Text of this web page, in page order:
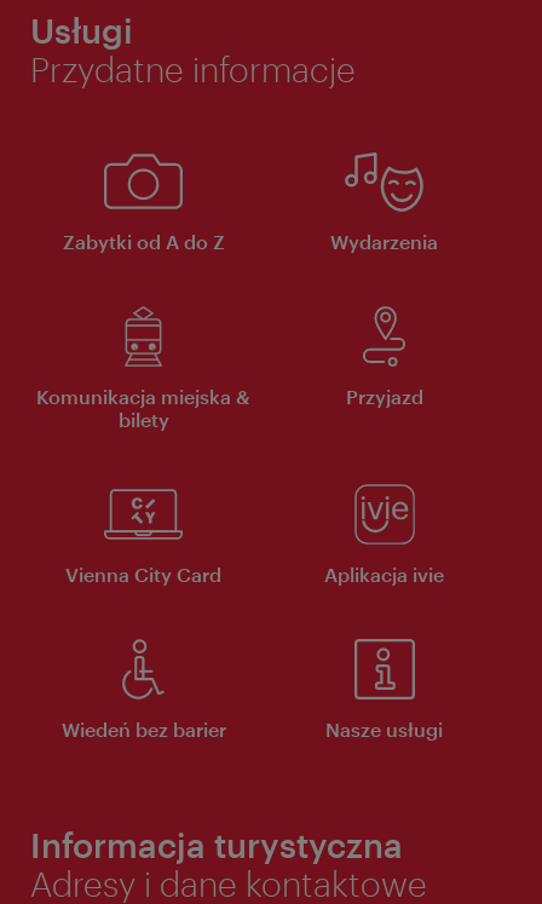
Usługi
Przydatne informacje
Zabytki od A do Z Wydarzenia
Komunikacja miejska &
bilety
Przyjazd
Vienna City Card Aplikacja ivie
Wiedeń bez barier Nasze usługi
Informacja turystyczna
Adresy i dane kontaktowe